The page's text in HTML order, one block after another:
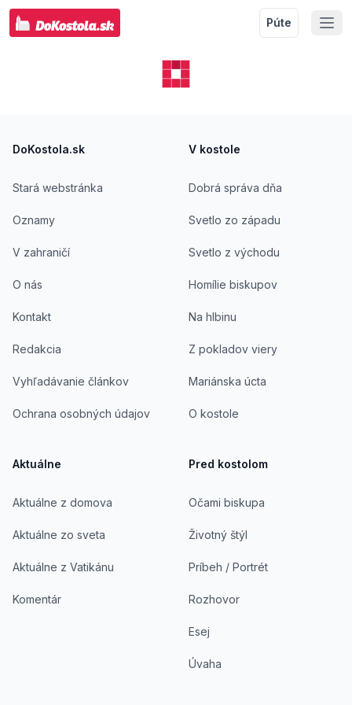
Púte
DoKostola.sk
Stará webstránka
Oznamy
V zahraničí
O nás
Kontakt
Redakcia
Vyhľadávanie článkov
Ochrana osobných údajov
Aktuálne
Aktuálne z domova
Aktuálne zo sveta
Aktuálne z Vatikánu
Komentár
V kostole
Dobrá správa dňa
Svetlo zo západu
Svetlo z východu
Homílie biskupov
Na hlbinu
Z pokladov viery
Mariánska úcta
O kostole
Pred kostolom
Očami biskupa
Životný štýl
Príbeh / Portrét
Rozhovor
Esej
Úvaha